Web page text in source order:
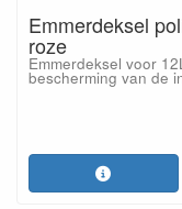
Emmerdeksel
roze
Emmerdeksel voor
bescherming van de